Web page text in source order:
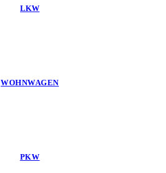
LKW
WOHNWAGEN
PKW